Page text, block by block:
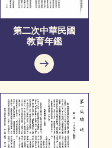
第二次中華民國
教育年鑑